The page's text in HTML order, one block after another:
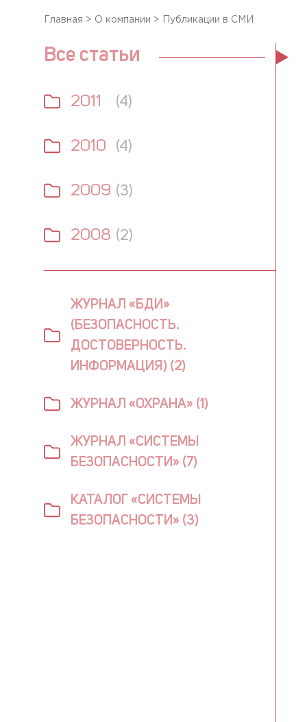
Главная > О компании > Публикации в СМИ
Все статьи
2011 (4)
2010 (4)
2009 (3)
2008 (2)
ЖУРНАЛ «БДИ»
(БЕЗОПАСНОСТЬ.
ДОСТОВЕРНОСТЬ.
ИНФОРМАЦИЯ) (2)
ЖУРНАЛ «ОХРАНА» (1)
ЖУРНАЛ «СИСТЕМЫ
БЕЗОПАСНОСТИ» (7)
КАТАЛОГ «СИСТЕМЫ
БЕЗОПАСНОСТИ» (3)